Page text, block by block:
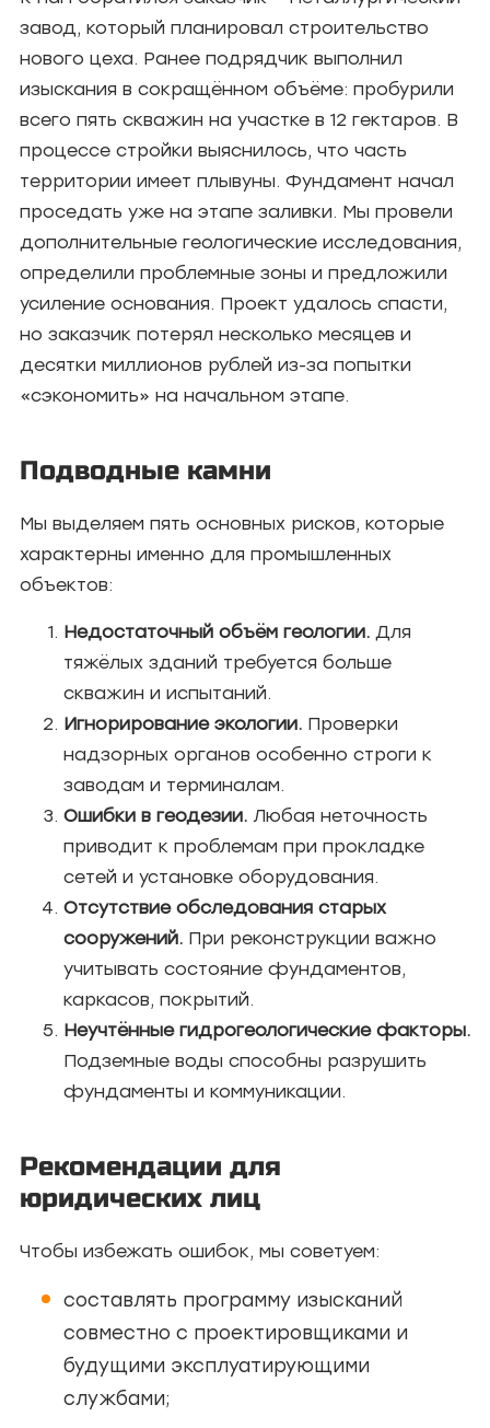
завод, который планировал строительство
нового цеха. Ранее подрядчик выполнил
изыскания в сокращённом объёме: пробурили
всего пять скважин на участке в 12 гектаров. В
процессе стройки выяснилось, что часть
территории имеет плывуны. Фундамент начал
проседать уже на этапе заливки. Мы провели
дополнительные геологические исследования,
определили проблемные зоны и предложили
усиление основания. Проект удалось спасти,
но заказчик потерял несколько месяцев и
десятки миллионов рублей из-за попытки
«сэкономить» на начальном этапе.
Подводные камни
Мы выделяем пять основных рисков, которые
характерны именно для промышленных
объектов:
Недостаточный объём геологии. Для
тяжёлых зданий требуется больше
скважин и испытаний.
Игнорирование экологии. Проверки
надзорных органов особенно строги к
заводам и терминалам.
Ошибки в геодезии. Любая неточность
приводит к проблемам при прокладке
сетей и установке оборудования.
Отсутствие обследования старых
сооружений. При реконструкции важно
учитывать состояние фундаментов,
каркасов, покрытий.
Неучтённые гидрогеологические факторы.
Подземные воды способны разрушить
фундаменты и коммуникации.
Рекомендации для
юридических лиц
Чтобы избежать ошибок, мы советуем:
составлять программу изысканий
совместно с проектировщиками и
будущими эксплуатирующими
службами;